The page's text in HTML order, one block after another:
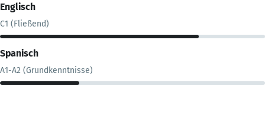
Englisch
C1 (Fließend)
Spanisch
A1-A2 (Grundkenntnisse)